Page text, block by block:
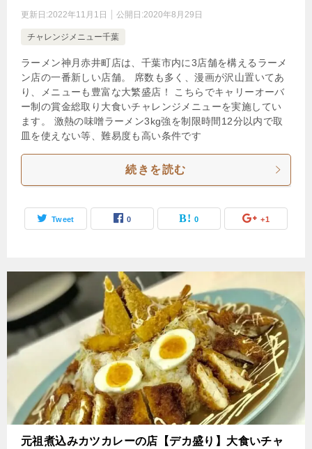
更新日:2022年11月1日 公開日:2020年8月29日
チャレンジメニュー千葉
ラーメン神月赤井町店は、千葉市内に3店舗を構えるラーメ
ン店の一番新しい店舗。 席数も多く、漫画が沢山置いてあ
り、メニューも豊富な大繁盛店！ こちらでキャリーオーバ
ー制の賞金総取り大食いチャレンジメニューを実施してい
ます。 激熱の味噌ラーメン3kg強を制限時間12分以内で取
皿を使えない等、難易度も高い条件です
続きを読む
Tweet 0 0 +1
元祖煮込みカツカレーの店【デカ盛り】大食いチャ